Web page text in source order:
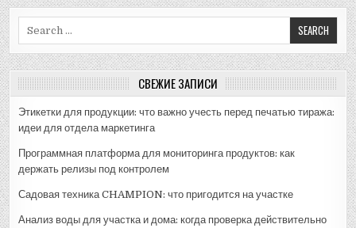
СВЕЖИЕ ЗАПИСИ
Этикетки для продукции: что важно учесть перед печатью тиража:
идеи для отдела маркетинга
Программная платформа для мониторинга продуктов: как
держать релизы под контролем
Садовая техника CHAMPION: что пригодится на участке
Анализ воды для участка и дома: когда проверка действительно